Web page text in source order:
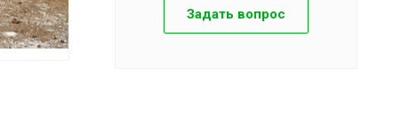
Задать вопрос